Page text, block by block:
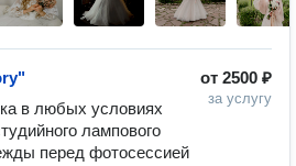
от 2500 ₽
за услугу
в любых условиях
лампового
перед фотосессией